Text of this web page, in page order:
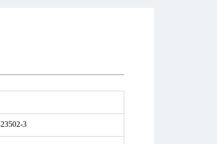
アルな制作過程が感じられる内容になっ
3